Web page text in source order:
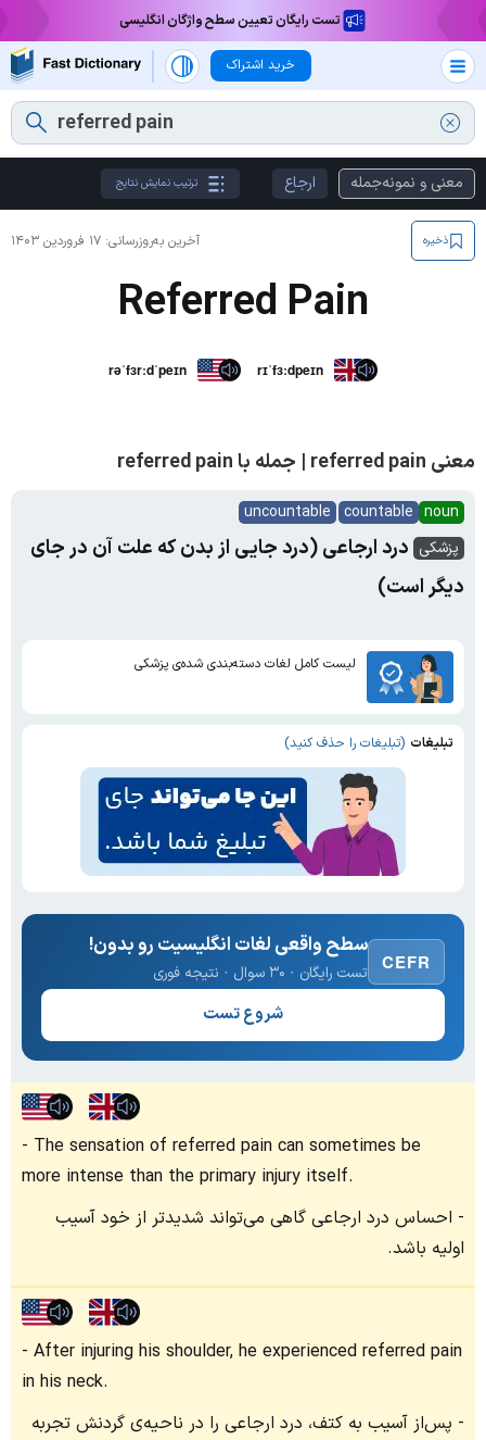
تست رایگان تعیین سطح واژگان انگلیسی
خرید اشتراک
معنی و نمونه‌جمله ارجاع ترتیب نمایش نتایج
آخرین به‌روزرسانی: ۱۷ فروردین ۱۴۰۳ ذخیره
Referred Pain
rəˈfɜrːdˈpeɪn rɪˈfɜːdpeɪn
معنی referred pain | جمله با referred pain
noun
countable
uncountable
پزشکی درد ارجاعی (درد جایی از بدن که علت آن در جای
دیگر است)
لیست کامل لغات دسته‌بندی شده‌ی پزشکی
تبلیغات (تبلیغات را حذف کنید)
CEFR
سطح واقعی لغات انگلیسیت رو بدون!
تست رایگان · ۳۰ سوال · نتیجه فوری
شروع تست
The sensation of referred pain can sometimes be
more intense than the primary injury itself.
احساس درد ارجاعی گاهی می‌تواند شدیدتر از خود آسیب
اولیه باشد.
After injuring his shoulder, he experienced referred pain
in his neck.
پس‌از آسیب به کتف، درد ارجاعی را در ناحیه‌ی گردنش تجربه